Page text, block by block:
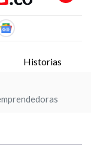
Historias